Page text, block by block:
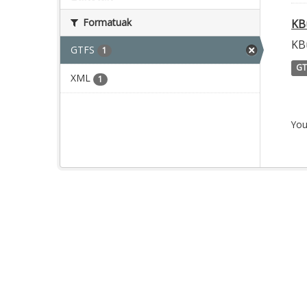
Formatuak
GTFS 1
XML 1